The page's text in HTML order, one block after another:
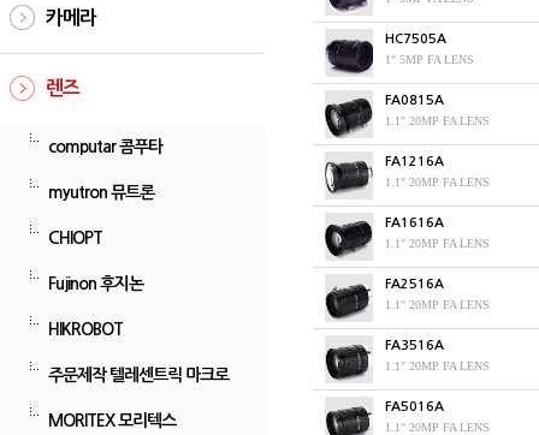
카메라
렌즈
computar 콤푸타
myutron 뮤트론
CHIOPT
Fujinon 후지논
HIKROBOT
주문제작 텔레센트릭 마크로
MORITEX 모리텍스
HC7505A
1" 5MP FA LENS
FA0815A
1.1" 20MP FA LENS
FA1216A
1.1" 20MP FA LENS
FA1616A
1.1" 20MP FA LENS
FA2516A
1.1" 20MP FA LENS
FA3516A
1.1" 20MP FA LENS
FA5016A
1.1" 20MP FA LENS